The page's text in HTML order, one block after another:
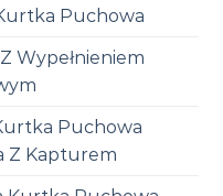
Puchowa
Wypełnieniem
Puchowa
Z Kapturem